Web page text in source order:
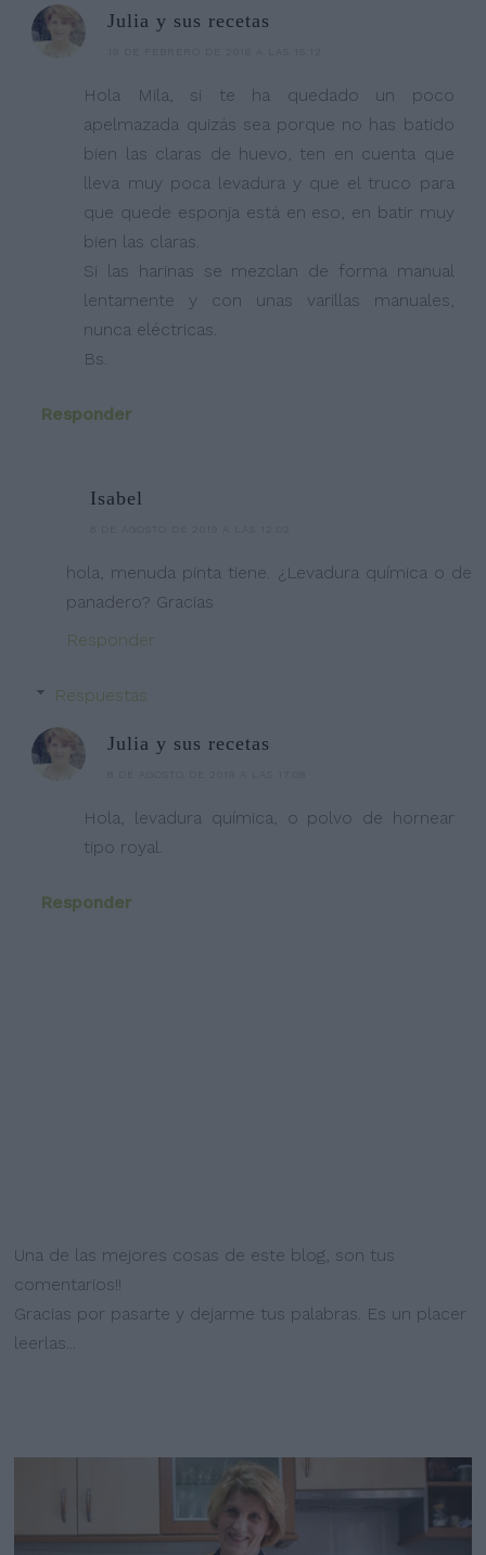
Julia y sus recetas
Hola Mila, si te ha quedado un poco
apelmazada quizás sea porque no has batido
bien las claras de huevo, ten en cuenta que
lleva muy poca levadura y que el truco para
que quede esponja está en eso, en batir muy
bien las claras.
Si las harinas se mezclan de forma manual
lentamente y con unas varillas manuales,
nunca eléctricas.
Bs.
Responder
Isabel
hola, menuda pinta tiene. ¿Levadura química o de
panadero? Gracias
Responder
Respuestas
Julia y sus recetas
Hola, levadura química, o polvo de hornear
tipo royal.
Responder
Una de las mejores cosas de este blog, son tus
comentarios!!
Gracias por pasarte y dejarme tus palabras. Es un placer
leerlas...